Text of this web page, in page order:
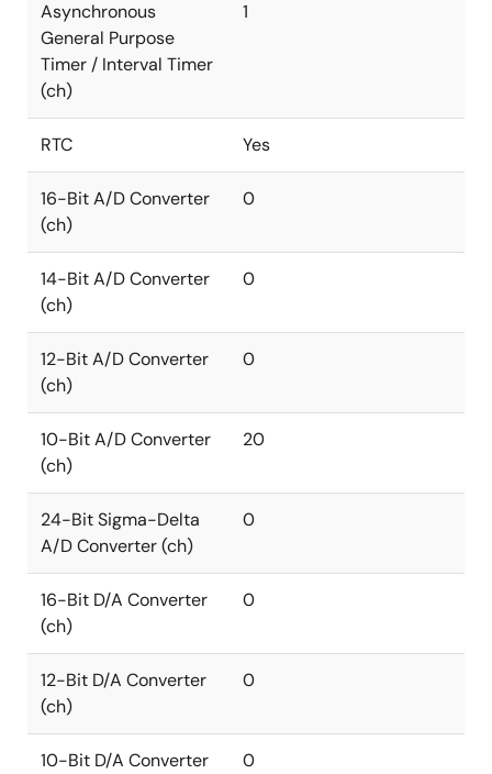
Asynchronous
General Purpose
Timer / Interval Timer
(ch)
1
RTC Yes
16-Bit A/D Converter
(ch)
0
14-Bit A/D Converter
(ch)
0
12-Bit A/D Converter
(ch)
0
10-Bit A/D Converter
(ch)
20
24-Bit Sigma-Delta
A/D Converter (ch)
0
16-Bit D/A Converter
(ch)
0
12-Bit D/A Converter
(ch)
0
10-Bit D/A Converter
0